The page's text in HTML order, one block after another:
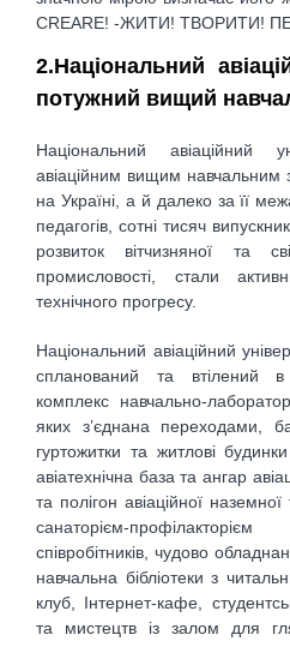
CREARE! -ЖИТИ! ТВОРИТИ!
2.Національний
потужний вищий
Національний авіаційний
авіаційним вищим
на Україні, а й далеко за її
педагогів, сотні тисяч
розвиток вітчизняної та
промисловості, стали
технічного прогресу.
Національний авіаційний
спланований та втілений в
комплекс навчально-
яких з’єднана переходами,
гуртожитки та житлові будинки
авіатехнічна база та ангар
та полігон авіаційної
санаторієм-
співробітників, чудово
навчальна бібліотеки з
клуб, Інтернет-кафе,
та мистецтв із залом для